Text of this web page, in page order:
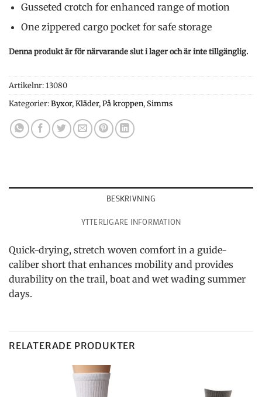
Gusseted crotch for enhanced range of motion
One zippered cargo pocket for safe storage
Denna produkt är för närvarande slut i lager och är inte tillgänglig.
Artikelnr:13080
Kategorier:Byxor,Kläder,På kroppen,Simms
BESKRIVNING
YTTERLIGARE INFORMATION
Quick-drying, stretch woven comfort in a guide-
caliber short that enhances mobility and provides
durability on the trail, boat and wet wading summer
days.
RELATERADE PRODUKTER